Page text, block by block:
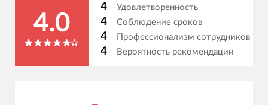
4.0
4 Удовлетворенность
4 Соблюдение сроков
4 Профессионализм сотрудников
4 Вероятность рекомендации